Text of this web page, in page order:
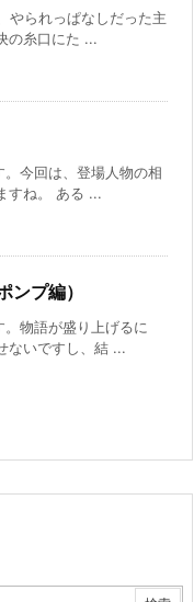
やられっぱなしだった主
の糸口にた ...
今回は、登場人物の相
すね。 ある ...
ンプ編）
物語が盛り上げるに
ないですし、結 ...